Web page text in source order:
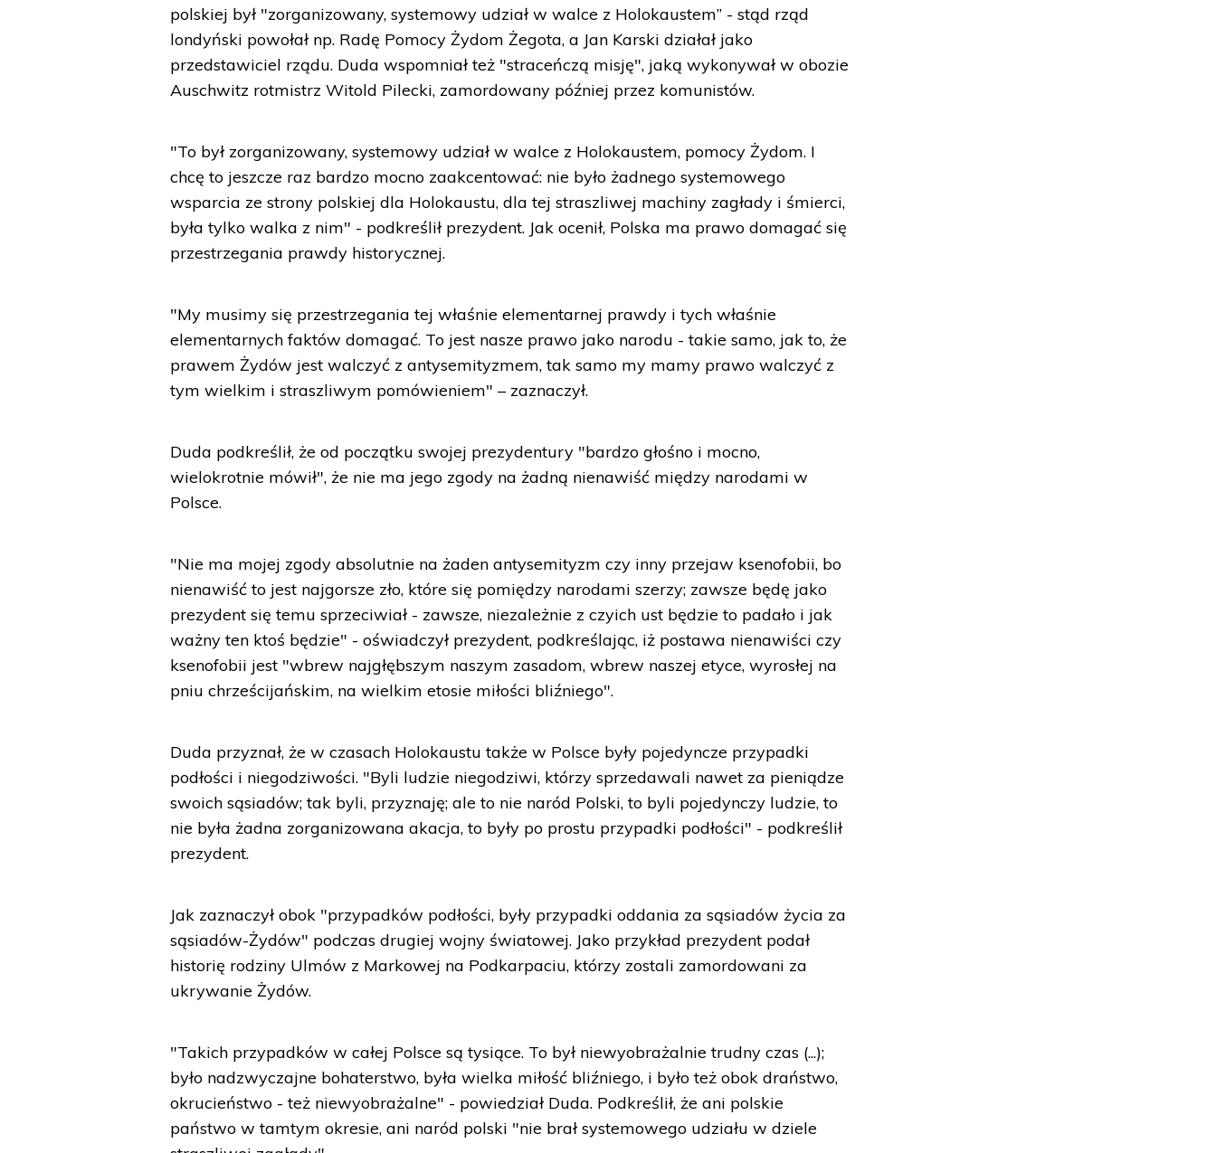
polskiej był "zorganizowany, systemowy udział w walce z Holokaustem” - stąd rząd
londyński powołał np. Radę Pomocy Żydom Żegota, a Jan Karski działał jako
przedstawiciel rządu. Duda wspomniał też "straceńczą misję", jaką wykonywał w obozie
Auschwitz rotmistrz Witold Pilecki, zamordowany później przez komunistów.
"To był zorganizowany, systemowy udział w walce z Holokaustem, pomocy Żydom. I
chcę to jeszcze raz bardzo mocno zaakcentować: nie było żadnego systemowego
wsparcia ze strony polskiej dla Holokaustu, dla tej straszliwej machiny zagłady i śmierci,
była tylko walka z nim" - podkreślił prezydent. Jak ocenił, Polska ma prawo domagać się
przestrzegania prawdy historycznej.
"My musimy się przestrzegania tej właśnie elementarnej prawdy i tych właśnie
elementarnych faktów domagać. To jest nasze prawo jako narodu - takie samo, jak to, że
prawem Żydów jest walczyć z antysemityzmem, tak samo my mamy prawo walczyć z
tym wielkim i straszliwym pomówieniem" – zaznaczył.
Duda podkreślił, że od początku swojej prezydentury "bardzo głośno i mocno,
wielokrotnie mówił", że nie ma jego zgody na żadną nienawiść między narodami w
Polsce.
"Nie ma mojej zgody absolutnie na żaden antysemityzm czy inny przejaw ksenofobii, bo
nienawiść to jest najgorsze zło, które się pomiędzy narodami szerzy; zawsze będę jako
prezydent się temu sprzeciwiał - zawsze, niezależnie z czyich ust będzie to padało i jak
ważny ten ktoś będzie" - oświadczył prezydent, podkreślając, iż postawa nienawiści czy
ksenofobii jest "wbrew najgłębszym naszym zasadom, wbrew naszej etyce, wyrosłej na
pniu chrześcijańskim, na wielkim etosie miłości bliźniego".
Duda przyznał, że w czasach Holokaustu także w Polsce były pojedyncze przypadki
podłości i niegodziwości. "Byli ludzie niegodziwi, którzy sprzedawali nawet za pieniądze
swoich sąsiadów; tak byli, przyznaję; ale to nie naród Polski, to byli pojedynczy ludzie, to
nie była żadna zorganizowana akacja, to były po prostu przypadki podłości" - podkreślił
prezydent.
Jak zaznaczył obok "przypadków podłości, były przypadki oddania za sąsiadów życia za
sąsiadów-Żydów" podczas drugiej wojny światowej. Jako przykład prezydent podał
historię rodziny Ulmów z Markowej na Podkarpaciu, którzy zostali zamordowani za
ukrywanie Żydów.
"Takich przypadków w całej Polsce są tysiące. To był niewyobrażalnie trudny czas (...);
było nadzwyczajne bohaterstwo, była wielka miłość bliźniego, i było też obok draństwo,
okrucieństwo - też niewyobrażalne" - powiedział Duda. Podkreślił, że ani polskie
państwo w tamtym okresie, ani naród polski "nie brał systemowego udziału w dziele